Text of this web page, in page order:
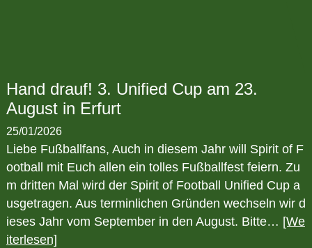
Hand drauf! 3. Unified Cup am 23.
August in Erfurt
25/01/2026
Liebe Fußballfans, Auch in diesem Jahr will Spirit of F
ootball mit Euch allen ein tolles Fußballfest feiern. Zu
m dritten Mal wird der Spirit of Football Unified Cup a
usgetragen. Aus terminlichen Gründen wechseln wir d
ieses Jahr vom September in den August. Bitte… [We
iterlesen]